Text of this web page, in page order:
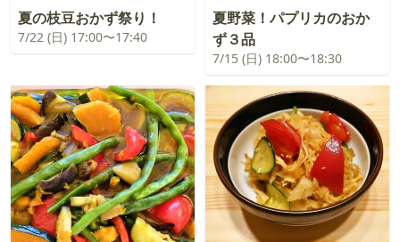
夏の枝豆おかず祭り！
7/22 (日) 17:00〜17:40
夏野菜！パプリカのおか
ず３品
7/15 (日) 18:00〜18:30